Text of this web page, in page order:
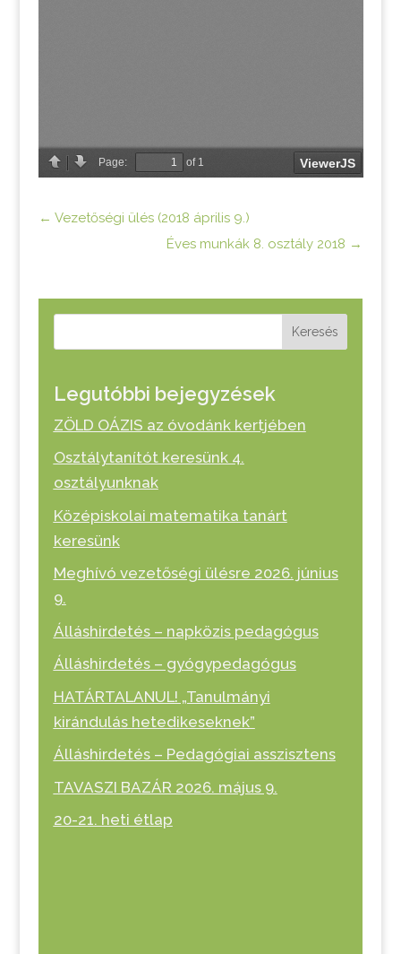
← Vezetőségi ülés (2018 április 9.)
Éves munkák 8. osztály 2018 →
Keresés
Legutóbbi bejegyzések
ZÖLD OÁZIS az óvodánk kertjében
Osztálytanítót keresünk 4.
osztályunknak
Középiskolai matematika tanárt
keresünk
Meghívó vezetőségi ülésre 2026. június
9.
Álláshirdetés – napközis pedagógus
Álláshirdetés – gyógypedagógus
HATÁRTALANUL! „Tanulmányi
kirándulás hetedikeseknek”
Álláshirdetés – Pedagógiai asszisztens
TAVASZI BAZÁR 2026. május 9.
20-21. heti étlap